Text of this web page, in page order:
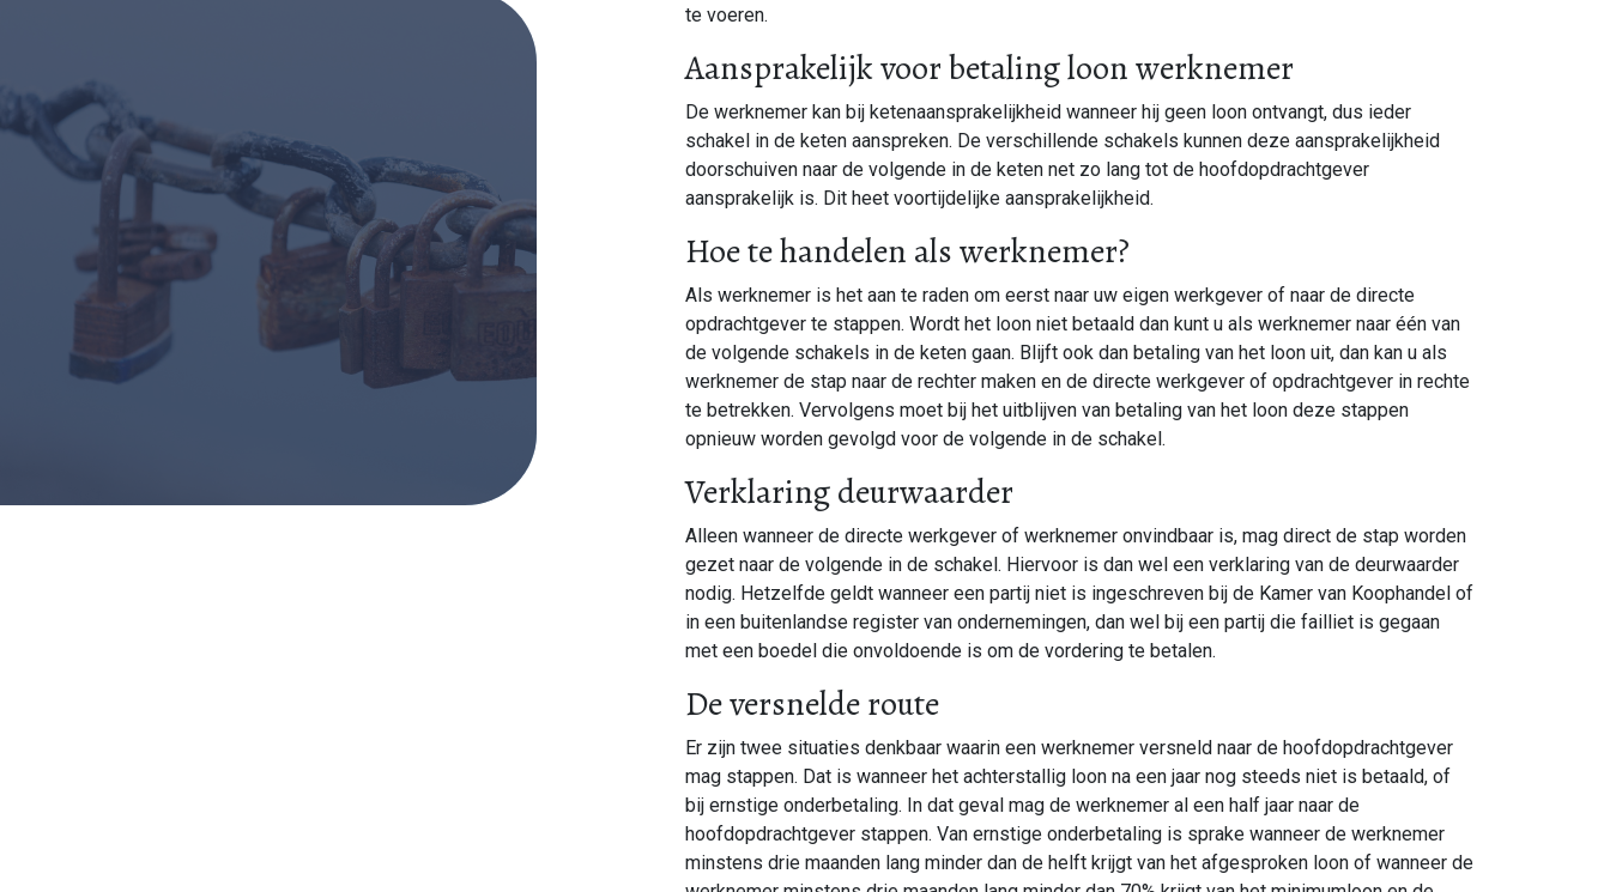
te voeren.
Aansprakelijk voor betaling loon werknemer
De werknemer kan bij ketenaansprakelijkheid wanneer hij geen loon ontvangt, dus ieder
schakel in de keten aanspreken. De verschillende schakels kunnen deze aansprakelijkheid
doorschuiven naar de volgende in de keten net zo lang tot de hoofdopdrachtgever
aansprakelijk is. Dit heet voortijdelijke aansprakelijkheid.
Hoe te handelen als werknemer?
Als werknemer is het aan te raden om eerst naar uw eigen werkgever of naar de directe
opdrachtgever te stappen. Wordt het loon niet betaald dan kunt u als werknemer naar één van
de volgende schakels in de keten gaan. Blijft ook dan betaling van het loon uit, dan kan u als
werknemer de stap naar de rechter maken en de directe werkgever of opdrachtgever in rechte
te betrekken. Vervolgens moet bij het uitblijven van betaling van het loon deze stappen
opnieuw worden gevolgd voor de volgende in de schakel.
Verklaring deurwaarder
Alleen wanneer de directe werkgever of werknemer onvindbaar is, mag direct de stap worden
gezet naar de volgende in de schakel. Hiervoor is dan wel een verklaring van de deurwaarder
nodig. Hetzelfde geldt wanneer een partij niet is ingeschreven bij de Kamer van Koophandel of
in een buitenlandse register van ondernemingen, dan wel bij een partij die failliet is gegaan
met een boedel die onvoldoende is om de vordering te betalen.
De versnelde route
Er zijn twee situaties denkbaar waarin een werknemer versneld naar de hoofdopdrachtgever
mag stappen. Dat is wanneer het achterstallig loon na een jaar nog steeds niet is betaald, of
bij ernstige onderbetaling. In dat geval mag de werknemer al een half jaar naar de
hoofdopdrachtgever stappen. Van ernstige onderbetaling is sprake wanneer de werknemer
minstens drie maanden lang minder dan de helft krijgt van het afgesproken loon of wanneer de